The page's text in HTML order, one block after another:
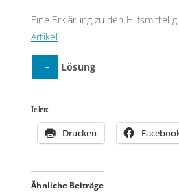
Eine Erklärung zu den Hilfsmittel
Artikel.
Lösung
Chlor
UN 1017
Teilen:
Drucken
Ähnliche Beiträge